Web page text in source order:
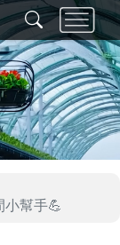
小幫手💪